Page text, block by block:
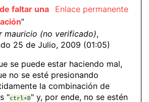
Enlace permanente
faltar una
”
mauricio (no verificado),
25 de Julio, 2009 (01:05)
se puede estar haciendo mal,
no se esté presionando
la combinación de
"ctrl+D" y, por ende, no se estén